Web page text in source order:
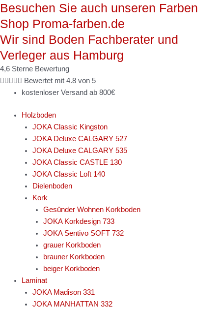
Zum
springen
Besuchen Sie auch unseren Farben
Shop Proma-farben.de
Wir sind Boden Fachberater und
Verleger aus Hamburg
4,6 Sterne Bewertung
     Bewertet mit 4.8 von 5
kostenloser Versand ab 800€
Holzboden
JOKA Classic Kingston
JOKA Deluxe CALGARY 527
JOKA Deluxe CALGARY 535
JOKA Classic CASTLE 130
JOKA Classic Loft 140
Dielenboden
Kork
Gesünder Wohnen Korkboden
JOKA Korkdesign 733
JOKA Sentivo SOFT 732
grauer Korkboden
brauner Korkboden
beiger Korkboden
Laminat
JOKA Madison 331
JOKA MANHATTAN 332